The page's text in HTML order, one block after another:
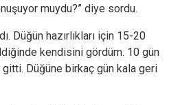
muydu?” diye sordu.
Düğün hazırlıkları için 15-20
kendisini gördüm. 10 gün
gitti. Düğüne birkaç gün kala geri